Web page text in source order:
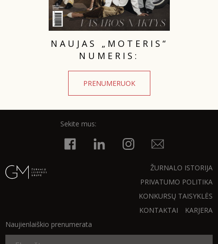
NAUJAS „MOTERIS“
NUMERIS:
PRENUMERUOK
Sekite mus:
ŽURNALO ISTORIJA
PRIVATUMO POLITIKA
KONKURSŲ TAISYKLĖS
KARJERA
KONTAKTAI
Naujienlaiškio prenumerata